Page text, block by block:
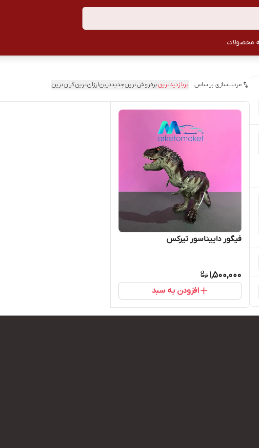
محصولات
مرتب‌سازی براساس: پربازدیدترینپرفروش‌ترینجدیدترینارزان‌ترینگران‌ترین
فیگور داییناسور تیرکس
1,500,000
افزودن به سبد